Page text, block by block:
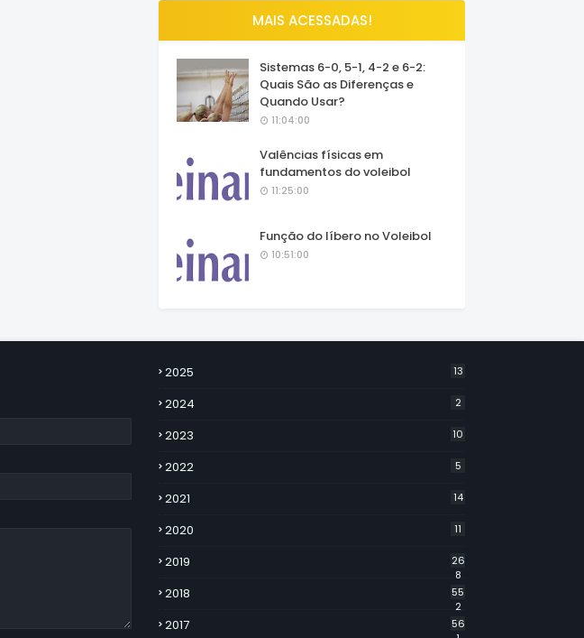
MAIS ACESSADAS!
Sistemas 6-0, 5-1, 4-2 e 6-2:
Quais São as Diferenças e
Quando Usar?
11:04:00
Valências físicas em
fundamentos do voleibol
11:25:00
Função do líbero no Voleibol
10:51:00
2025 13
2024 2
2023 10
2022 5
2021 14
2020 11
2019
26
8
2018
55
2
2017
56